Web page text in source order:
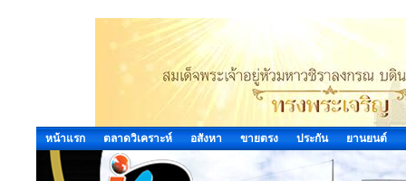
หน้าแรก ตลาดวิเคราะห์ อสังหา ขายตรง ประกัน ยานยนต์